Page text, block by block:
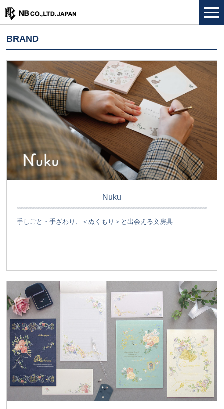
BRAND
Nuku
手しごと・手ざわり、＜ぬくもり＞と出会える文房具